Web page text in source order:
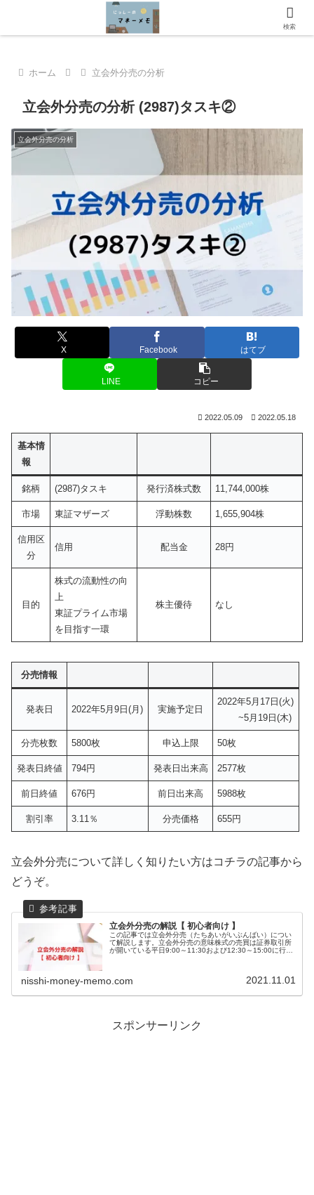
にっしーのマネーメモへようこそ！
ホーム 立会外分売の分析
立会外分売の分析 (2987)タスキ②
立会外分売の分析
X Facebook はてブ
LINE コピー
2022.05.09 2022.05.18
基本情
報
銘柄 (2987)タスキ 発行済株式数 11,744,000株
市場 東証マザーズ 浮動株数 1,655,904株
信用区
分
信用 配当金 28円
目的
株式の流動性の向
上
東証プライム市場
を目指す一環
株主優待 なし
分売情報
発表日 2022年5月9日(月) 実施予定日
2022年5月17日(火)
~5月19日(木)
分売枚数 5800枚 申込上限 50枚
発表日終値 794円 発表日出来高 2577枚
前日終値 676円 前日出来高 5988枚
割引率 3.11％ 分売価格 655円
立会外分売について詳しく知りたい方はコチラの記事から
どうぞ。
立会外分売の解説【 初心者向け 】
この記事では立会外分売（たちあいがいぶんばい）につい
て解説します。立会外分売の意味株式の売買は証券取引所
が開いている平日9:00～11:30および12:30～15:00に行わ
nisshi-money-memo.com 2021.11.01
スポンサーリンク
検索